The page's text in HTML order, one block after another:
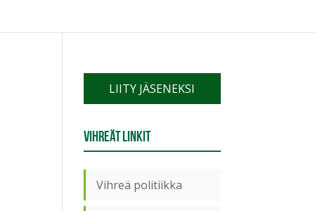
LIITY JÄSENEKSI
Vihreät linkit
Vihreä politiikka